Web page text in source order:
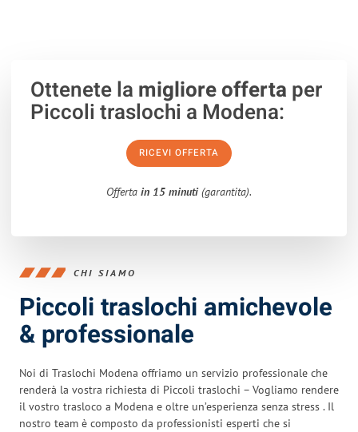
Ottenete la migliore offerta per
Piccoli traslochi a Modena:
RICEVI OFFERTA
Offerta in 15 minuti (garantita).
CHI SIAMO
Piccoli traslochi amichevole
& professionale
Noi di Traslochi Modena offriamo un servizio professionale che
renderà la vostra richiesta di Piccoli traslochi – Vogliamo rendere
il vostro trasloco a Modena e oltre un’esperienza senza stress . Il
nostro team è composto da professionisti esperti che si